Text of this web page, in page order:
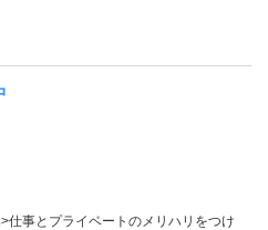
仕事とプライベートのメリハリをつけ